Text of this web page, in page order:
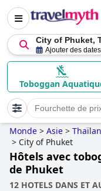
City of Phuket,
Ajouter des dates
Toboggan
Fourchette de
Monde > Asie >
> City of Phuket
Hôtels avec
de Phuket
12 HOTELS DANS ET